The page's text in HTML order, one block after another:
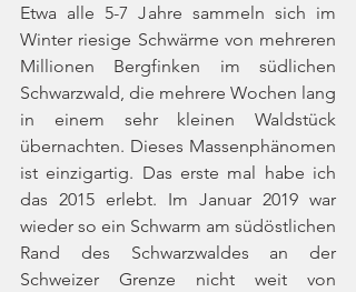
Etwa alle 5-7 Jahre sammeln sich im
Winter riesige Schwärme von mehreren
Millionen Bergfinken im südlichen
Schwarzwald, die mehrere Wochen lang
in einem sehr kleinen Waldstück
übernachten. Dieses Massenphänomen
ist einzigartig. Das erste mal habe ich
das 2015 erlebt. Im Januar 2019 war
wieder so ein Schwarm am südöstlichen
Rand des Schwarzwaldes an der
Schweizer Grenze nicht weit von